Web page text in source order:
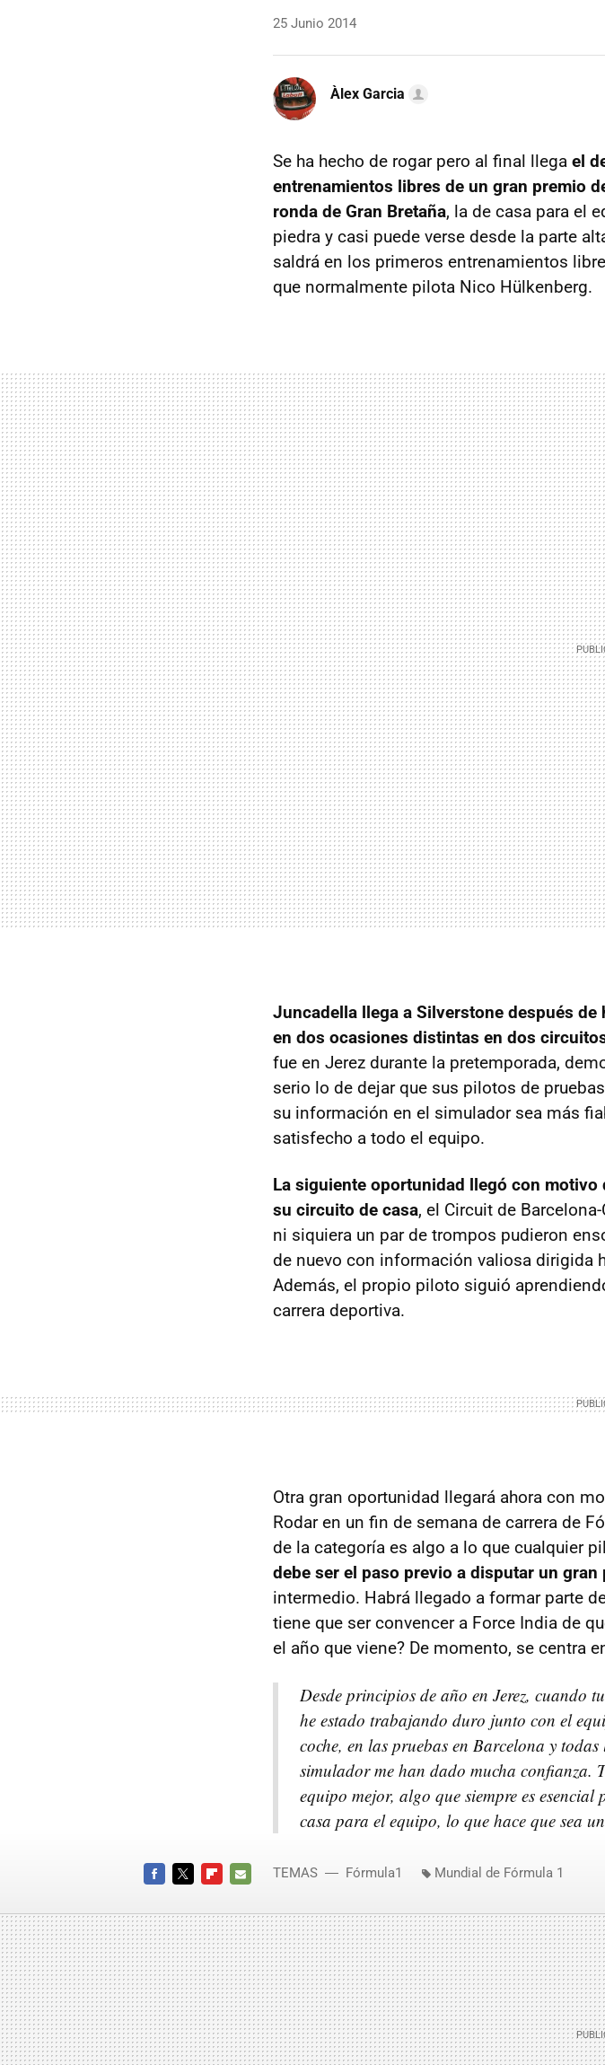
25 Junio 2014
Àlex Garcia
Se ha hecho de rogar pero al final llega el
entrenamientos libres de un gran premio
ronda de Gran Bretaña, la de casa para el
piedra y casi puede verse desde la parte
saldrá en los primeros entrenamientos
que normalmente pilota Nico Hülkenberg.
Juncadella llega a Silverstone después
en dos ocasiones distintas en dos
fue en Jerez durante la pretemporada,
serio lo de dejar que sus pilotos de
su información en el simulador sea más
satisfecho a todo el equipo.
La siguiente oportunidad llegó con
su circuito de casa, el Circuit de
ni siquiera un par de trompos pudieron
de nuevo con información valiosa dirigida
Además, el propio piloto siguió
carrera deportiva.
Otra gran oportunidad llegará ahora con
Rodar en un fin de semana de carrera de
de la categoría es algo a lo que cualquier
debe ser el paso previo a disputar un gran
intermedio. Habrá llegado a formar parte
tiene que ser convencer a Force India de
el año que viene? De momento, se centra
Desde principios de año en Jerez, cuando
he estado trabajando duro junto con el
coche, en las pruebas en Barcelona y
simulador me han dado mucha confianza.
equipo mejor, algo que siempre es
casa para el equipo, lo que hace que sea
MAIL
TEMAS Fórmula1 Mundial de Fórmula 1